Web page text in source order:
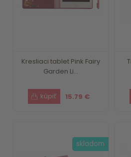
Kresliaci tablet Pink Fairy
Garden Li...
15.79 €
skladom